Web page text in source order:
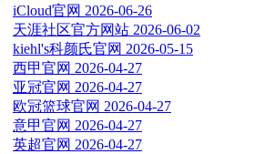
iCloud官网 2026-06-26
天涯社区官方网站 2026-06-02
kiehl's科颜氏官网 2026-05-15
西甲官网 2026-04-27
亚冠官网 2026-04-27
欧冠篮球官网 2026-04-27
意甲官网 2026-04-27
英超官网 2026-04-27